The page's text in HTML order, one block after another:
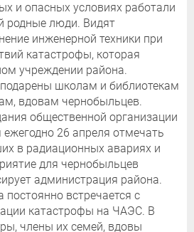
и опасных условиях работали
родные люди. Видят
инженерной техники при
катастрофы, которая
учреждении района.
школам и библиотекам
вдовам чернобыльцев.
общественной организации
26 апреля отмечать
в радиационных авариях и
для чернобыльцев
администрация района.
постоянно встречается с
катастрофы на ЧАЭС. В
члены их семей, вдовы